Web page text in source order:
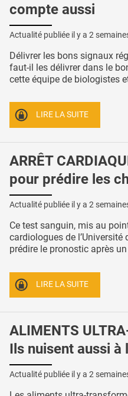
compte aussi
Actualité publiée il y a 2
Délivrer les bons signaux
faut-il les délivrer dans le
cette équipe de biologistes
LIRE LA SUITE
ARRÊT
pour prédire les
Actualité publiée il y a 2
Ce test sanguin, mis au
cardiologues de l’Université
prédire le pronostic après
LIRE LA SUITE
ALIMENTS
Ils nuisent aussi
Actualité publiée il y a 2